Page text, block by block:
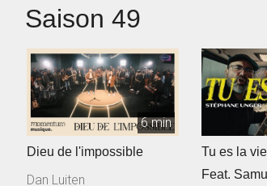
Saison 49
6 min
Dieu de l'impossible
Dan Luiten
Tu es la vie
Feat.